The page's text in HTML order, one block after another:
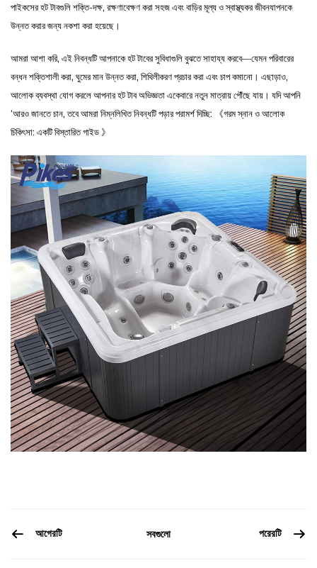
পাইকসের হট টাবগুলি শক্তি-দক্ষ, রক্ষণাবেক্ষণ করা সহজ এবং বাড়ির মূল্য ও স্বাস্থ্যকর জীবনযাপনকে
উন্নত করার জন্য নকশা করা হয়েছে।
আমরা আশা করি, এই নিবন্ধটি আপনাকে হট টাবের সুবিধাগুলি বুঝতে সাহায্য করবে—যেমন পরিবারের
বন্ধন শক্তিশালী করা, ঘুমের মান উন্নত করা, শিথিলীকরণ প্রচার করা এবং চাপ কমানো। এছাড়াও,
আলোক ব্যবস্থা যোগ করলে আপনার হট টাব অভিজ্ঞতা একেবারে নতুন মাত্রায় পৌঁছে যায়। যদি আপনি
’আরও জানতে চান, তবে আমরা নিম্নলিখিত নিবন্ধটি পড়ার পরামর্শ দিচ্ছি: 《গরম স্নান ও আলোক
চিকিৎসা: একটি বিস্তারিত গাইড 》
আগেরটি সবগুলো পরেরটি